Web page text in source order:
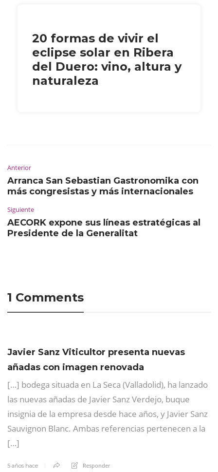
20 formas de vivir el
eclipse solar en Ribera
del Duero: vino, altura y
naturaleza
Anterior
Arranca San Sebastian Gastronomika con
más congresistas y más internacionales
Siguiente
AECORK expone sus líneas estratégicas al
Presidente de la Generalitat
1 Comments
Javier Sanz Viticultor presenta nuevas
añadas con imagen renovada
[…] bodega situada en La Seca (Valladolid), ha lanzado
las nuevas añadas de Javier Sanz Verdejo, buque
insignia de la empresa desde hace años, y Javier Sanz
Sauvignon Blanc. Ambas referencias pertenecen a la
[…]
5 años hace Responder